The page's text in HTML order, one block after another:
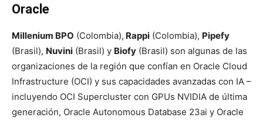
Oracle
Millenium BPO (Colombia), Rappi (Colombia), Pipefy
(Brasil), Nuvini (Brasil) y Biofy (Brasil) son algunas de las
organizaciones de la región que confían en Oracle Cloud
Infrastructure (OCI) y sus capacidades avanzadas con IA –
incluyendo OCI Supercluster con GPUs NVIDIA de última
generación, Oracle Autonomous Database 23ai y Oracle